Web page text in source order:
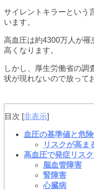
サイレントキラーという
います。
高血圧は約4300万人が
高くなります。
しかし、厚生労働省の調
状が現れないので放って
目次 [非表示]
血圧の基準値と危
リスクが高ま
高血圧で発症リス
脳血管障害
腎障害
心臓病